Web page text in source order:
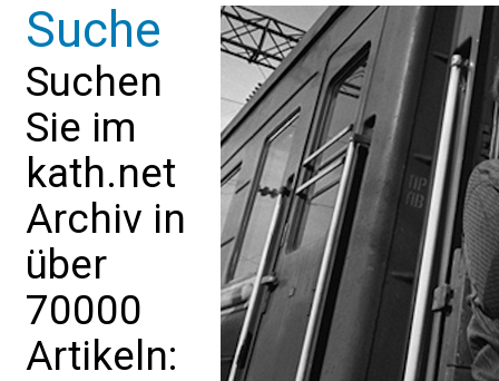
Suche
Suchen
Sie im
kath.net
Archiv in
über
70000
Artikeln: